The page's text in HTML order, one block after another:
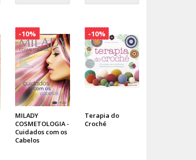
MILADY
COSMETOLOGIA -
Cuidados com os
Cabelos
-10%
Terapia do
Croché
-10%